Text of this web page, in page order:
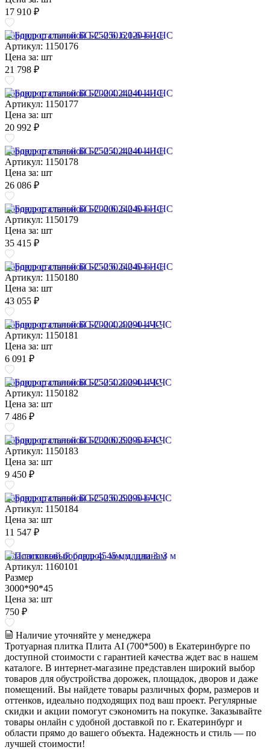
17 910 ₽
Бордюр стальной БС-250.6.120-6-I-НС
Артикул: 1150176
Цена за: шт
21 798 ₽
Бордюр стальной БС-200.4.240-4-I-НС
Артикул: 1150177
Цена за: шт
20 992 ₽
Бордюр стальной БС-250.4.240-4-I-НС
Артикул: 1150178
Цена за: шт
26 086 ₽
Бордюр стальной БС-200.6.240-6-I-НС
Артикул: 1150179
Цена за: шт
35 415 ₽
Бордюр стальной БС-250.6.240-6-I-НС
Артикул: 1150180
Цена за: шт
43 055 ₽
Бордюр стальной БС-200.4.290-4-I-ЧС
Артикул: 1150181
Цена за: шт
6 091 ₽
Бордюр стальной БС-250.4.290-4-I-ЧС
Артикул: 1150182
Цена за: шт
7 486 ₽
Бордюр стальной БС-200.6.290-6-I-ЧС
Артикул: 1150183
Цена за: шт
9 450 ₽
Бордюр стальной БС-250.6.290-6-I-ЧС
Артикул: 1150184
Цена за: шт
11 547 ₽
Пластиковый бордюр 45 мм, длина 3 м
Артикул: 1160101
Размер
3000*90*45
Цена за: шт
750 ₽
Наличие уточняйте у менеджера
Тротуарная плитка Плита AI (700*500) в Екатеринбурге по
доступной стоимости с гарантией качества ждет вас в нашем
каталоге. В интернет-магазине представлен широкий выбор
товаров для обустройства дорожек, площадок, дворов и даже
помещений. Вы найдете товары различных форм, размеров и
оттенков, идеально подходящих под ваш проект. Регулярные
скидки и акции помогут сэкономить на покупке. Заказывайте
товары онлайн с удобной доставкой по г. Екатеринбург и
области прямо до вашего объекта. Надежность и стиль — по
лучшей стоимости!